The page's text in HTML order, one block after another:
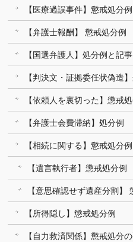
【医療過誤事件】懲戒処分例
【弁護士報酬】 懲戒処分例
【国選弁護人】処分例と記事
【判決文・証拠委任状偽造
【依頼人を裏切った】懲戒
【弁護士会費滞納】処分例
【相続に関する】懲戒処分例
【遺言執行者】懲戒処分例
【意思確認せず遺産分割】
【所得隠し】懲戒処分例
【自力救済関係】懲戒処分